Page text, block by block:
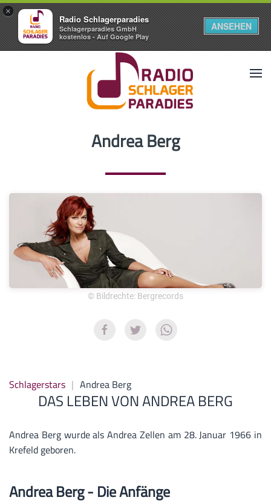
×
Radio Schlagerparadies
Schlagerparadies GmbH
kostenlos - Auf Google Play
ANSEHEN
Andrea Berg
© Bildrechte: Bergrecords
Schlagerstars Andrea Berg
DAS LEBEN VON ANDREA BERG
Andrea Berg wurde als Andrea Zellen am 28. Januar 1966 in
Krefeld geboren.
Andrea Berg - Die Anfänge